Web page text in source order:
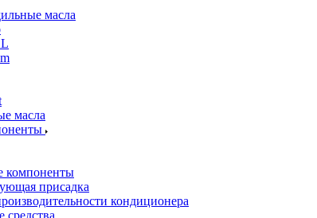
масла
масла
компоненты
присадка
кондиционера